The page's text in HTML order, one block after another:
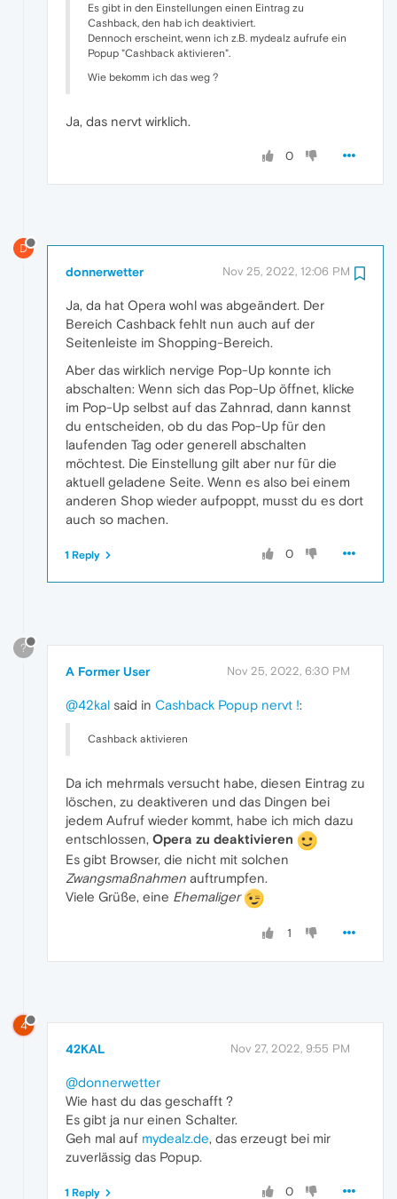
Es gibt in den Einstellungen einen Eintrag zu
Cashback, den hab ich deaktiviert.
Dennoch erscheint, wenn ich z.B. mydealz aufrufe ein
Popup "Cashback aktivieren".
Wie bekomm ich das weg ?
Ja, das nervt wirklich.
0
D
donnerwetter Nov 25, 2022, 12:06 PM
Ja, da hat Opera wohl was abgeändert. Der
Bereich Cashback fehlt nun auch auf der
Seitenleiste im Shopping-Bereich.
Aber das wirklich nervige Pop-Up konnte ich
abschalten: Wenn sich das Pop-Up öffnet, klicke
im Pop-Up selbst auf das Zahnrad, dann kannst
du entscheiden, ob du das Pop-Up für den
laufenden Tag oder generell abschalten
möchtest. Die Einstellung gilt aber nur für die
aktuell geladene Seite. Wenn es also bei einem
anderen Shop wieder aufpoppt, musst du es dort
auch so machen.
0
1 Reply
?
A Former User Nov 25, 2022, 6:30 PM
@42kal said in Cashback Popup nervt !:
Cashback aktivieren
Da ich mehrmals versucht habe, diesen Eintrag zu
löschen, zu deaktiveren und das Dingen bei
jedem Aufruf wieder kommt, habe ich mich dazu
entschlossen, Opera zu deaktivieren
Es gibt Browser, die nicht mit solchen
Zwangsmaßnahmen auftrumpfen.
Viele Grüße, eine Ehemaliger
1
4
42KAL Nov 27, 2022, 9:55 PM
@donnerwetter
Wie hast du das geschafft ?
Es gibt ja nur einen Schalter.
Geh mal auf mydealz.de, das erzeugt bei mir
zuverlässig das Popup.
0
1 Reply